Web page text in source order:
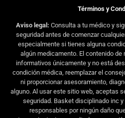
Términos y
Aviso legal: Consulta a tu médico y
seguridad antes de comenzar
especialmente si tienes alguna
algún medicamento. El contenido
informativos únicamente y no está
condición médica, reemplazar el
ni proporcionar asesoramiento,
alguno. Al usar este sitio web, aceptas
seguridad. Basket disciplinado inc
responsables por ningún daño